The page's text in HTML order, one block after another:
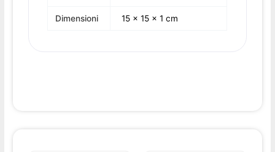
Dimensioni 15 × 15 × 1 cm